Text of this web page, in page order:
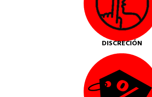
DISCRECIÓN